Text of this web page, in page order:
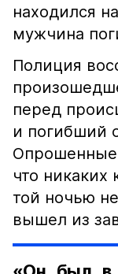
находился
мужчина
Полиция
перед
и погибший
Опрошенные
что
той ночью
вышел из